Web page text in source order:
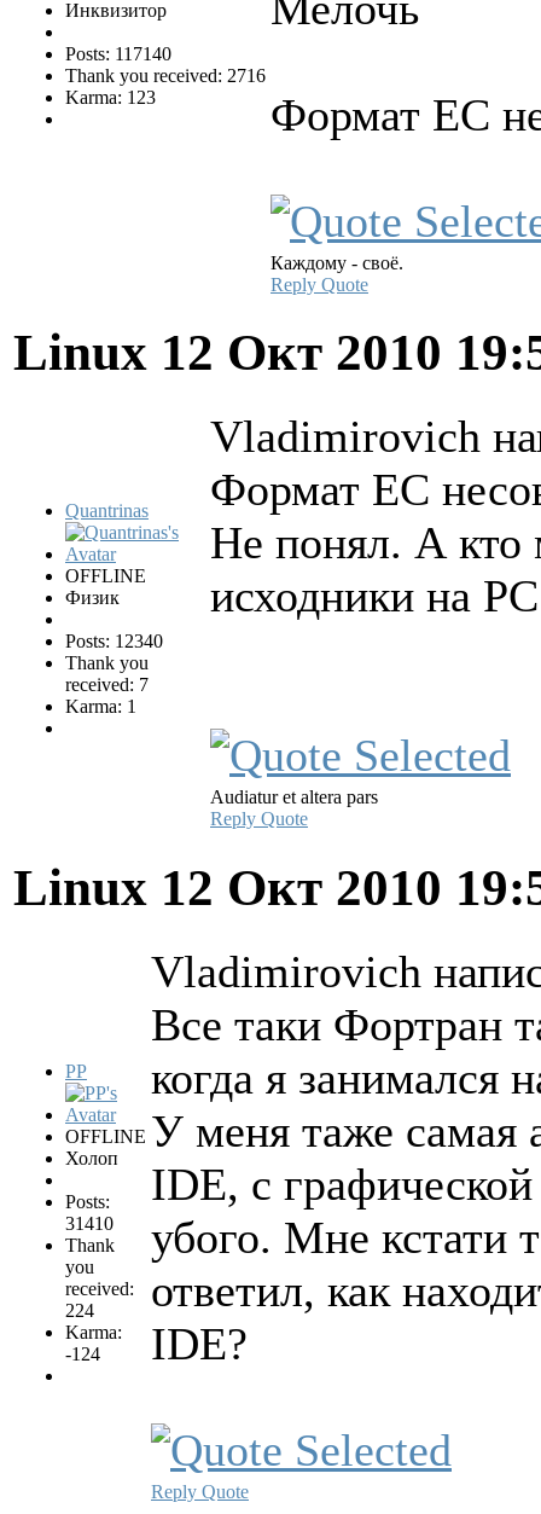
Инквизитор
Posts: 117140
Thank you received: 2716
Karma: 123
Формат ЕС
Каждому - своё.
Reply Quote
Linux 12 Окт 2010
Quantrinas
OFFLINE
Физик
Posts: 12340
Thank you
received: 7
Karma: 1
Vladimirovich
Формат ЕС
Не понял. А кто
исходники на
Audiatur et altera pars
Reply Quote
Linux 12 Окт 2010
PP
OFFLINE
Холоп
Posts:
31410
Thank
you
received:
224
Karma:
-124
Vladimirovich
Все таки Фортран
когда я занимался
У меня таже самая
IDE, с
убого. Мне кстати
ответил, как
IDE?
Reply Quote